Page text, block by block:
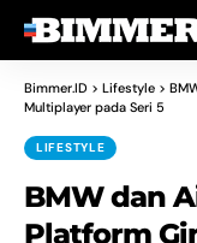
Bimmer.ID > Lifestyle >
Multiplayer pada Seri 5
LIFESTYLE
BMW dan
Platform